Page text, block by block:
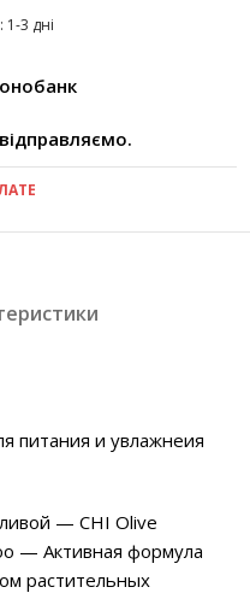
3 дні
питания и увлажнеия
— CHI Olive
— Активная формула
растительных